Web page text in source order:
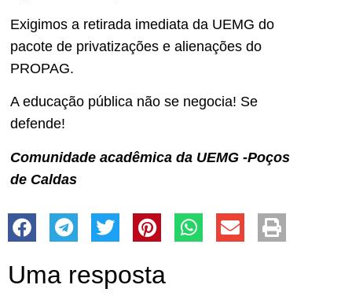
Exigimos a retirada imediata da UEMG do
pacote de privatizações e alienações do
PROPAG.
A educação pública não se negocia! Se
defende!
Comunidade acadêmica da UEMG -Poços
de Caldas
Uma resposta